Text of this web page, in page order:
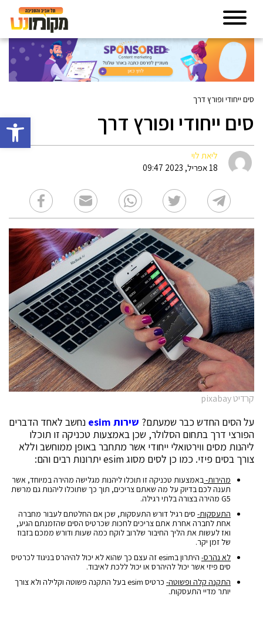
פתח
סים ייחודי ופורץ דרך
סים ייחודי ופורץ דרך
ליאת לוי
18 אפריל, 2023 09:47
קרדיט pixabay
על הסים החדש כבר שמעתם? שירות esim נחשב לאחד הדברים
הפורצי דרך בתחום הסלולר, שכן באמצעות טכניקה זו תוכלו
ליהנות מסים ווירטואלי ייחודי אשר מתחבר באופן ממוחשב וללא
צורך בסים פיזי. כמו כן לסים מסוג esim יתרונות רבים והם:
מהירות-באמצעות טכניקה זו תוכלו ליהנות מגלישה מהירה במיוחד, אשר
תענה לכם בדיוק על מה שאתם צריכים, תוך כך שתוכלו ליהנות גם מרשת
G5 מהירה בצורה בלתי רגילה.
התעסקות- סים רגיל דורש התעסקות, שכן אם החלטתם לעבור מחברה
אחת לחברה אחרת אתם צריכים לחכות שכרטיס הסים שהזמנתם הגיע,
ואז לעשות את הליך החיבור שלרוב לוקח כמה שעות ודורש ממכם בזבוז
של זמן יקר.
לא נהרס-
היתרון בesim זה עצם כך שהוא לא יכול להיהרס בניגוד לכרטיס
סים פיזי אשר יכול להיהרס או יכול ללכת לאיבוד.
התקנה קלה ופשוטה-
כרטיס esim בעל התקנה פשוטה וקלילה ולא צורך
יותר מדיי התעסקות.